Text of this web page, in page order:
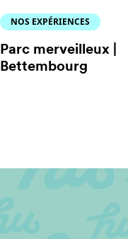
NOS EXPÉRIENCES
Parc merveilleux |
Bettembourg